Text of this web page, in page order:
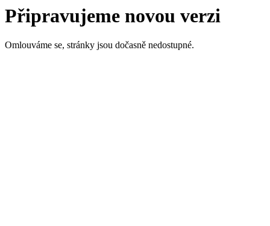
Připravujeme novou verzi
Omlouváme se, stránky jsou dočasně nedostupné.